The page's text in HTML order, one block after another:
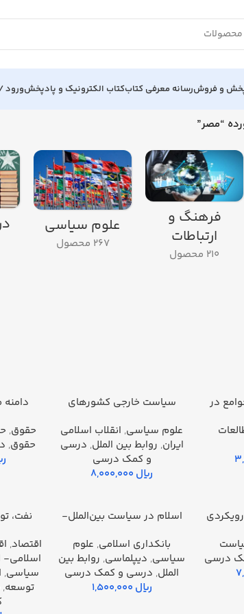
و فروشرسانه معرفی کتابکتاب الکترونیک و پادپخشورود
“مصر”
فرهنگ و
ارتباطات
210 محصول
علوم سياسي
267 محصول
در
مصر،
افزودن به سبد خرید
سیاست خارجی کشورهای
علوم سياسي, انقلاب اسلامی
ایران, روابط بین الملل, درسي
و كمك درسي
ریال
افزودن
حقوق,
حقوق,
درسي
افزودن به سبد خرید
اسلام در سیاست بین‌الملل-
بانکداری اسلامی, علوم
سياسي, دیپلماسی, روابط بین
الملل, درسي و كمك درسي
ریال
افزودن
نفت،
اقتصاد,
اسلامی-
سياسي,
توسعه,